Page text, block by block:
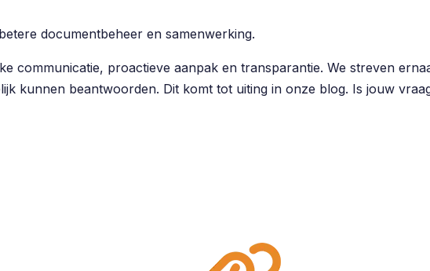
documentbeheer en samenwerking.
communicatie, proactieve aanpak en transparantie. We streven
kunnen beantwoorden. Dit komt tot uiting in onze blog. Is jouw